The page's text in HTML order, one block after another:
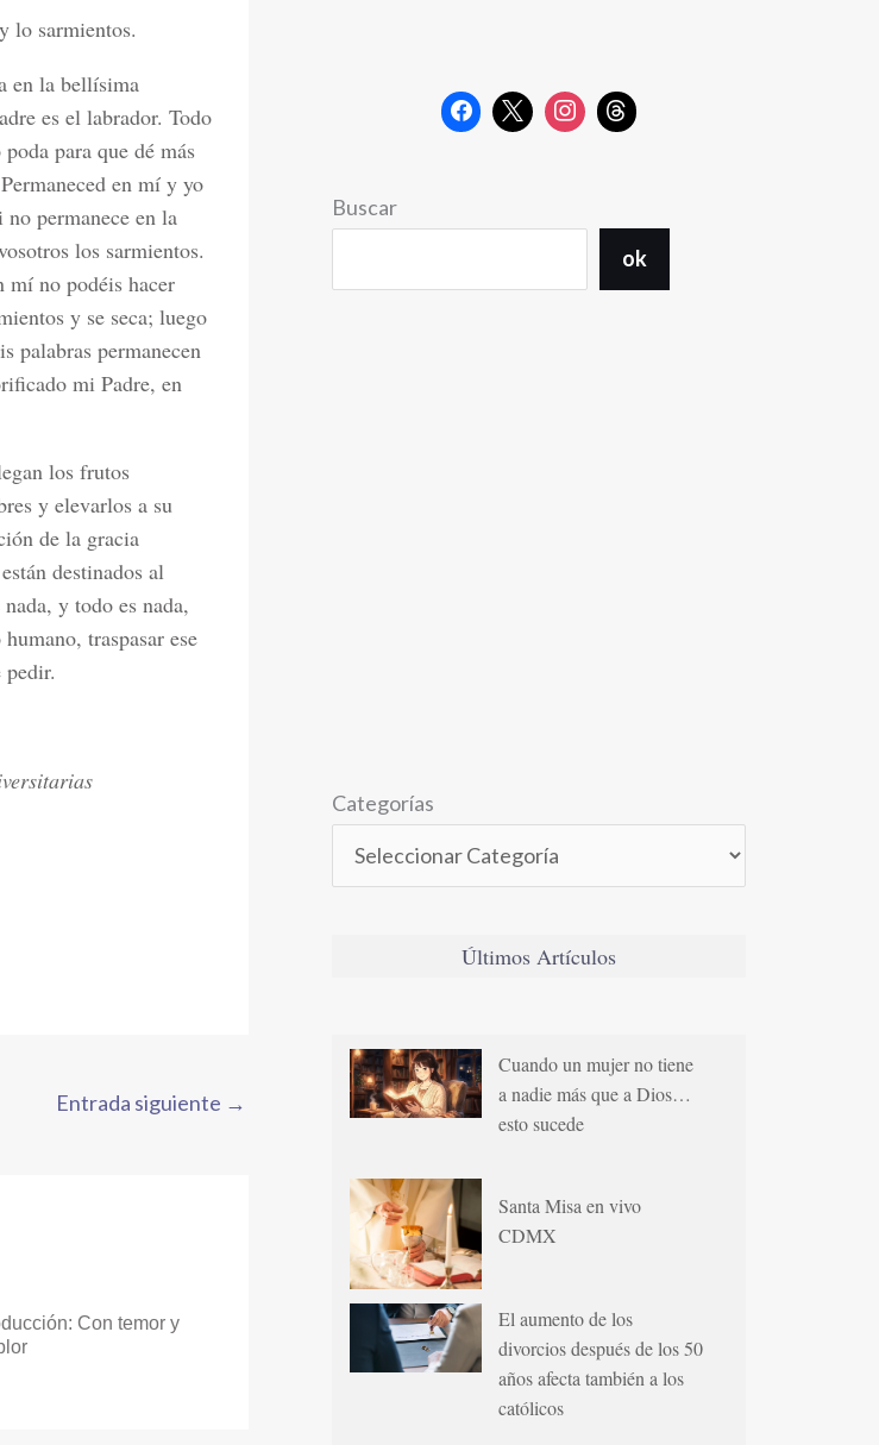
lo sarmientos.
en la bellísima
es el labrador. Todo
para que dé más
en mí y yo
permanece en la
los sarmientos.
mí no podéis hacer
y se seca; luego
palabras permanecen
mi Padre, en
los frutos
y elevarlos a su
de la gracia
destinados al
y todo es nada,
traspasar ese
Entrada siguiente →
Con temor y
Buscar
ok
Categorías
Últimos Artículos
Cuando un mujer no tiene
a nadie más que a Dios…
esto sucede
Santa Misa en vivo
CDMX
El aumento de los
divorcios después de los 50
años afecta también a los
católicos